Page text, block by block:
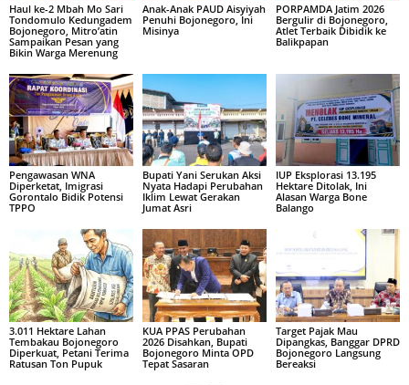
Haul ke-2 Mbah Mo Sari
Tondomulo Kedungadem
Bojonegoro, Mitro’atin
Sampaikan Pesan yang
Bikin Warga Merenung
Anak-Anak PAUD Aisyiyah
Penuhi Bojonegoro, Ini
Misinya
PORPAMDA Jatim 2026
Bergulir di Bojonegoro,
Atlet Terbaik Dibidik ke
Balikpapan
Pengawasan WNA
Diperketat, Imigrasi
Gorontalo Bidik Potensi
TPPO
Bupati Yani Serukan Aksi
Nyata Hadapi Perubahan
Iklim Lewat Gerakan
Jumat Asri
IUP Eksplorasi 13.195
Hektare Ditolak, Ini
Alasan Warga Bone
Balango
3.011 Hektare Lahan
Tembakau Bojonegoro
Diperkuat, Petani Terima
Ratusan Ton Pupuk
KUA PPAS Perubahan
2026 Disahkan, Bupati
Bojonegoro Minta OPD
Tepat Sasaran
Target Pajak Mau
Dipangkas, Banggar DPRD
Bojonegoro Langsung
Bereaksi